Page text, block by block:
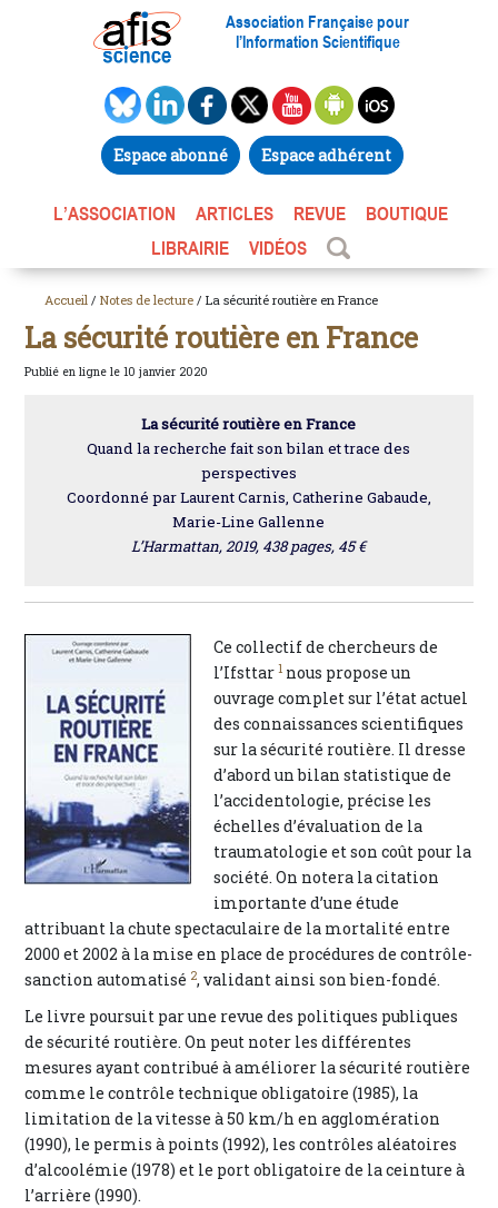
Association Française pour
l’Information Scientifique
Espace abonné Espace adhérent
L’ASSOCIATION ARTICLES REVUE
BOUTIQUE
LIBRAIRIE
VIDÉOS
Accueil / Notes de lecture / La sécurité routière en France
La sécurité routière en France
Publié en ligne le 10 janvier 2020
La sécurité routière en France
Quand la recherche fait son bilan et trace des
perspectives
Coordonné par Laurent Carnis, Catherine Gabaude,
Marie-Line Gallenne
L’Harmattan, 2019, 438 pages, 45 €
Ce collectif de chercheurs de
l’Ifsttar 1 nous propose un
ouvrage complet sur l’état actuel
des connaissances scientifiques
sur la sécurité routière. Il dresse
d’abord un bilan statistique de
l’accidentologie, précise les
échelles d’évaluation de la
traumatologie et son coût pour la
société. On notera la citation
importante d’une étude
attribuant la chute spectaculaire de la mortalité entre
2000 et 2002 à la mise en place de procédures de contrôle-
sanction automatisé 2, validant ainsi son bien-fondé.
Le livre poursuit par une revue des politiques publiques
de sécurité routière. On peut noter les différentes
mesures ayant contribué à améliorer la sécurité routière
comme le contrôle technique obligatoire (1985), la
limitation de la vitesse à 50 km/h en agglomération
(1990), le permis à points (1992), les contrôles aléatoires
d’alcoolémie (1978) et le port obligatoire de la ceinture à
l’arrière (1990).